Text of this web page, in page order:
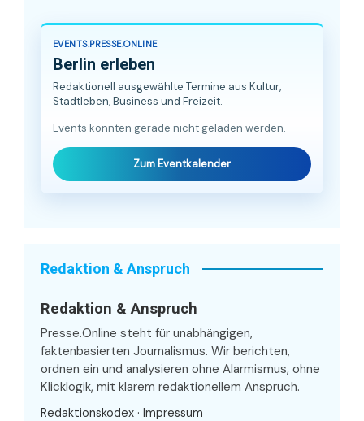
EVENTS.PRESSE.ONLINE
Berlin erleben
Redaktionell ausgewählte Termine aus Kultur,
Stadtleben, Business und Freizeit.
Events konnten gerade nicht geladen werden.
Zum Eventkalender
Redaktion & Anspruch
Redaktion & Anspruch
Presse.Online steht für unabhängigen,
faktenbasierten Journalismus. Wir berichten,
ordnen ein und analysieren ohne Alarmismus, ohne
Klicklogik, mit klarem redaktionellem Anspruch.
Redaktionskodex · Impressum